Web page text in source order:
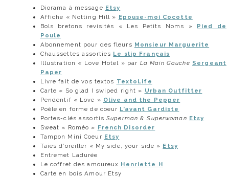
Diorama à message Etsy
Affiche « Notting Hill » Epouse-moi Cocotte
Bols bretons revisités « Les Petits Noms » Pied de
Poule
Abonnement pour des fleurs Monsieur Marguerite
Chaussettes assorties Le slip Français
Illustration « Love Hotel » par La Main Gauche Sergeant
Paper
Livre fait de vos textos TextoLife
Carte « So glad I swiped right » Urban Outfitter
Pendentif « Love » Olive and the Pepper
Poêle en forme de coeur L’avant Gardiste
Portes-clés assortisSuperman & Superwoman Etsy
Sweat « Roméo » French Disorder
Tampon Mini Coeur Etsy
Taies d’oreiller « My side, your side » Etsy
Entremet Ladurée
Le coffret des amoureux Henriette H
Carte en bois Amour Etsy